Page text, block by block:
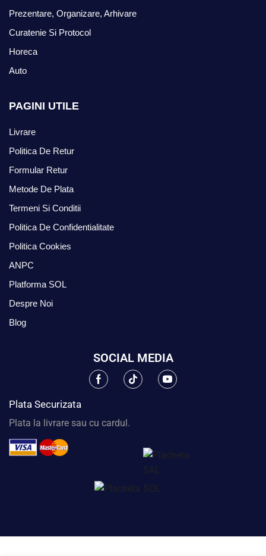
Prezentare, Organizare, Arhivare
Curatenie Si Protocol
Horeca
Auto
PAGINI UTILE
Livrare
Politica De Retur
Formular Retur
Metode De Plata
Termeni Si Conditii
Politica De Confidentialitate
Politica Cookies
ANPC
Platforma SOL
Despre Noi
Blog
SOCIAL MEDIA
Plata Securizata
Plata la livrare sau cu cardul.